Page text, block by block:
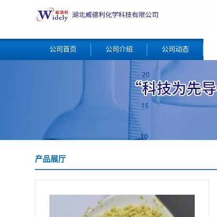
公司首页 公司介绍 公司动态
产品展厅